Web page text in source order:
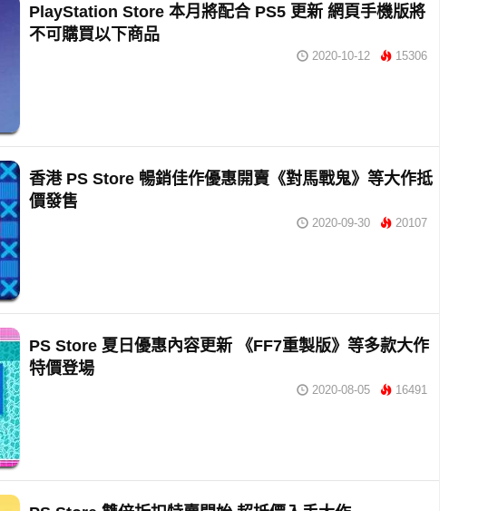
PlayStation Store 本月將配合 PS5 更新 網頁手機版將
不可購買以下商品
2020-10-12 15306
香港 PS Store 暢銷佳作優惠開賣《對馬戰鬼》等大作抵
價發售
2020-09-30 20107
PS Store 夏日優惠內容更新 《FF7重製版》等多款大作
特價登場
2020-08-05 16491